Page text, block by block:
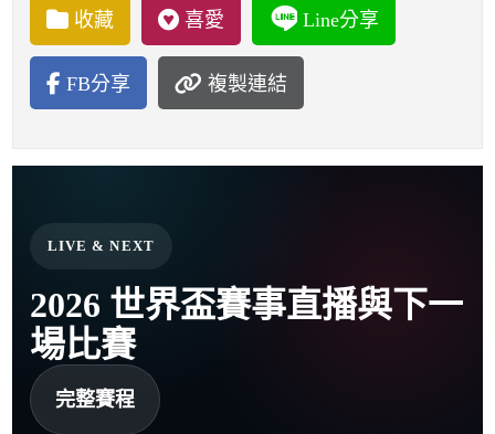
收藏 喜愛 Line分享
FB分享 複製連結
LIVE & NEXT
2026 世界盃賽事直播與下一
場比賽
完整賽程